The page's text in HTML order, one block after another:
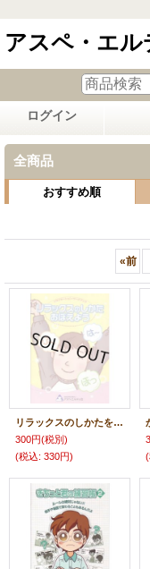
アスペ・エ
ログイン
全商品
おすすめ順
«前
リラックスのしかたをおぼえよう
300円(税別)
(税込: 330円)